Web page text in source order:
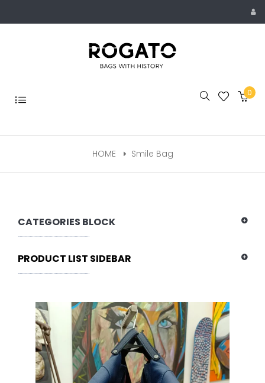
Toggle
0
HOME Smile Bag
CATEGORIES BLOCK
PRODUCT LIST SIDEBAR